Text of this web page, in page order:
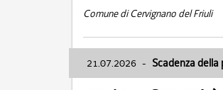
Comune di Cervignano del Friuli
21.07.2026 - Scadenza